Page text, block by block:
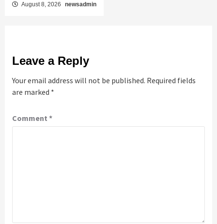
August 8, 2026 newsadmin
Leave a Reply
Your email address will not be published. Required fields
are marked *
Comment *